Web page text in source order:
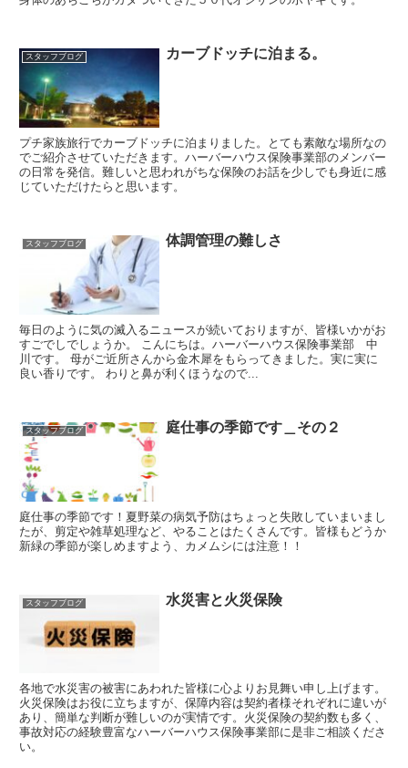
スタッフブログ カーブドッチに泊まる。
プチ家族旅行でカーブドッチに泊まりました。とても素敵な場所なの
でご紹介させていただきます。ハーバーハウス保険事業部のメンバー
の日常を発信。難しいと思われがちな保険のお話を少しでも身近に感
じていただけたらと思います。
スタッフブログ 体調管理の難しさ
毎日のように気の滅入るニュースが続いておりますが、皆様いかがお
すごでしでしょうか。 こんにちは。ハーバーハウス保険事業部 中
川です。 母がご近所さんから金木犀をもらってきました。実に実に
良い香りです。 わりと鼻が利くほうなので...
スタッフブログ 庭仕事の季節です＿その２
庭仕事の季節です！夏野菜の病気予防はちょっと失敗していまいまし
たが、剪定や雑草処理など、やることはたくさんです。皆様もどうか
新緑の季節が楽しめますよう、カメムシには注意！！
スタッフブログ 水災害と火災保険
各地で水災害の被害にあわれた皆様に心よりお見舞い申し上げます。
火災保険はお役に立ちますが、保障内容は契約者様それぞれに違いが
あり、簡単な判断が難しいのが実情です。火災保険の契約数も多く、
事故対応の経験豊富なハーバーハウス保険事業部に是非ご相談くださ
い。